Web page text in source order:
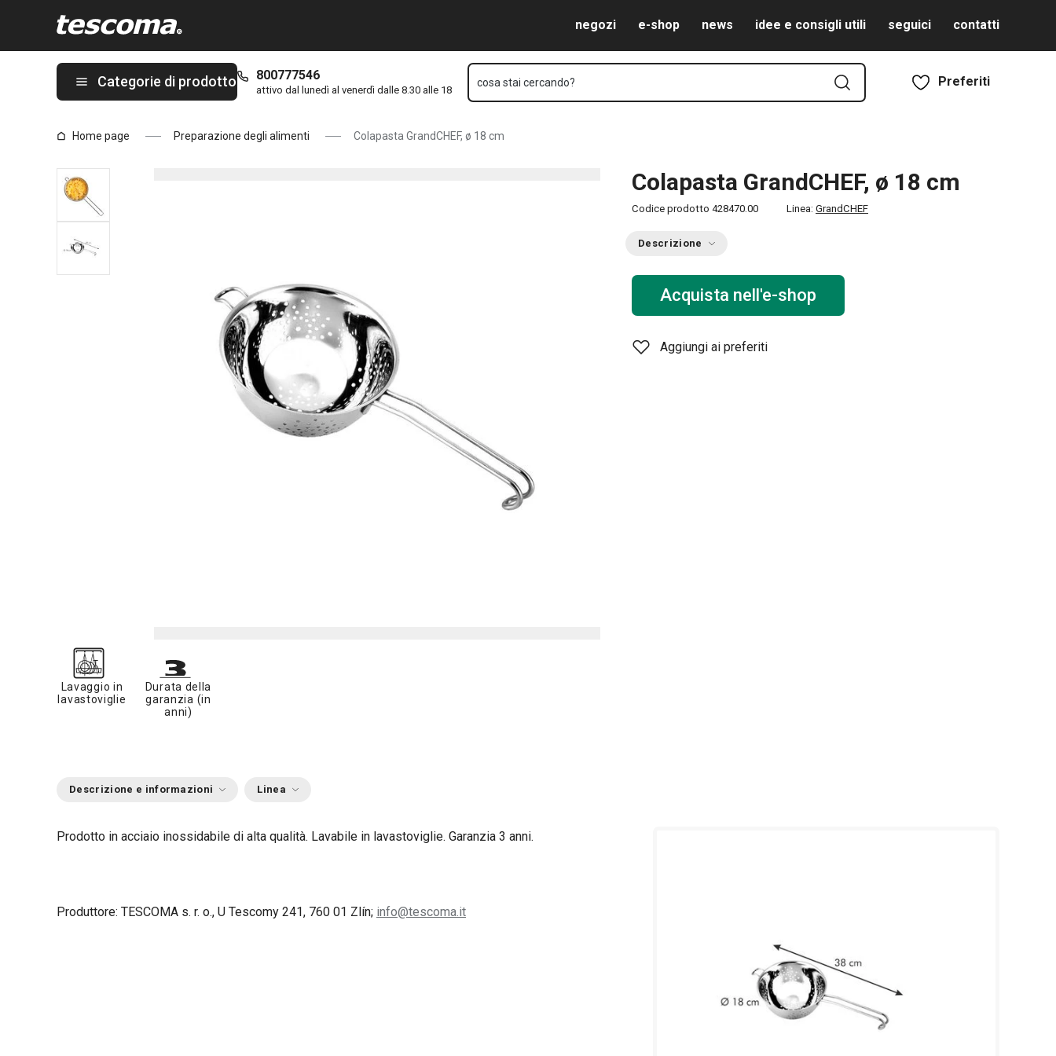
negozi e-shop news idee e consigli utili seguici contatti
Categorie di prodotto 800777546
attivo dal lunedì al venerdì dalle 8.30 alle 18
cosa stai cercando? Preferiti
Home page Preparazione degli alimenti Colapasta GrandCHEF, ø 18 cm
Colapasta GrandCHEF, ø 18 cm
Codice prodotto 428470.00 Linea: GrandCHEF
Descrizione
Acquista nell'e-shop
Aggiungi ai preferiti
Lavaggio in
lavastoviglie
Durata della
garanzia (in
anni)
Descrizione e informazioni Linea
Prodotto in acciaio inossidabile di alta qualità. Lavabile in lavastoviglie. Garanzia 3 anni.
Produttore: TESCOMA s. r. o., U Tescomy 241, 760 01 Zlín; info@tescoma.it